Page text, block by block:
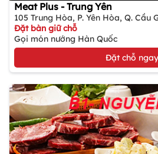
Meat Plus - Trung Yên
105 Trung Hòa, P. Yên Hòa, Q. Cầu
Đặt bàn giữ chỗ
Gọi món nướng Hàn Quốc
Đặt chỗ ngay